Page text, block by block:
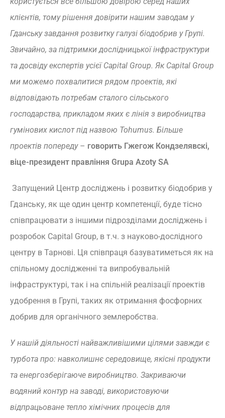
клієнтів, тому рішення довірити нашим заводам у
Гданську завдання розвитку галузі біодобрив у Групі.
Звичайно, за підтримки дослідницької інфраструктури
та досвіду експертів усієї Capital Group. Як Capital Group
ми можемо похвалитися рядом проектів, які
відповідають потребам сталого сільського
господарства, прикладом яких є лінія з виробництва
гумінових кислот під назвою Tohumus. Більше
проектів попереду– говорить Гжегож Кондзелявскі,
віце-президент правління Grupa Azoty SA
Запущений Центр досліджень і розвитку біодобрив у
Гданську, як ще один центр компетенції, буде тісно
співпрацювати з іншими підрозділами досліджень і
розробок Capital Group, в т.ч. з науково-дослідного
центру в Тарнові. Ця співпраця базуватиметься як на
спільному дослідженні та випробувальній
інфраструктурі, так і на спільній реалізації проектів
удобрення в Групі, таких як отримання фосфорних
добрив для органічного землеробства.
У нашій діяльності найважливішими цілями завжди є
турбота про: навколишнє середовище, якісні продукти
та енергозберігаюче виробництво. Закриваючи
водяний контур на заводі, використовуючи
відпрацьоване тепло хімічних процесів для